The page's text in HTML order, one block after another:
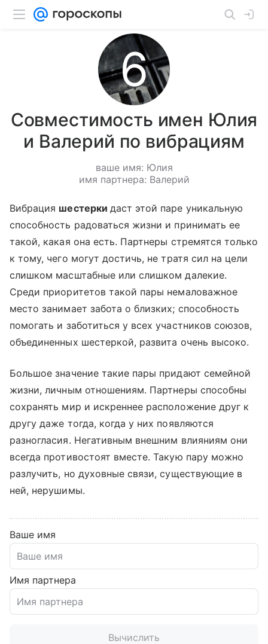
Совместимость имен Юлия
и Валерий по вибрациям
ваше имя: Юлия
имя партнера: Валерий
Вибрация шестерки даст этой паре уникальную
способность радоваться жизни и принимать ее
такой, какая она есть. Партнеры стремятся только
к тому, чего могут достичь, не тратя сил на цели
слишком масштабные или слишком далекие.
Среди приоритетов такой пары немаловажное
место занимает забота о близких; способность
помогать и заботиться у всех участников союзов,
объединенных шестеркой, развита очень высоко.
Большое значение такие пары придают семейной
жизни, личным отношениям. Партнеры способны
сохранять мир и искреннее расположение друг к
другу даже тогда, когда у них появляются
разногласия. Негативным внешним влияниям они
всегда противостоят вместе. Такую пару можно
разлучить, но духовные связи, существующие в
ней, нерушимы.
Ваше имя
Имя партнера
Вычислить